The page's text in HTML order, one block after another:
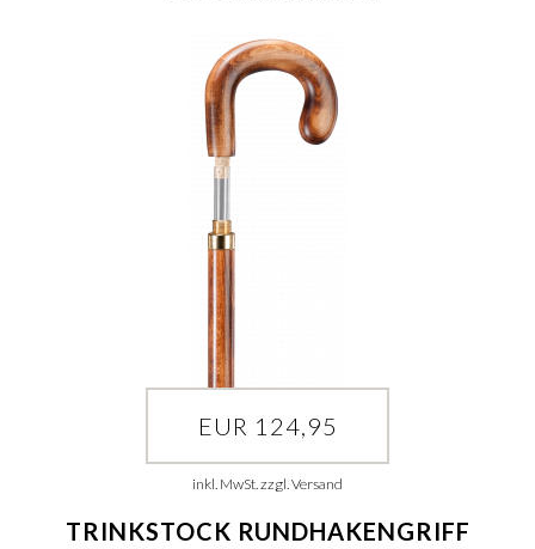
EUR 124,95
inkl. MwSt. zzgl. Versand
TRINKSTOCK RUNDHAKENGRIFF